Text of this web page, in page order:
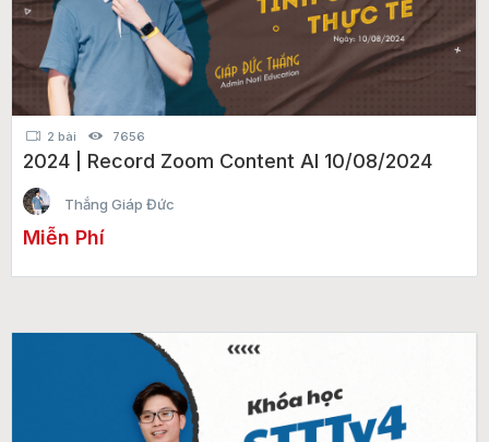
2 bài 7656
2024 | Record Zoom Content AI 10/08/2024
Thắng Giáp Đức
Miễn Phí